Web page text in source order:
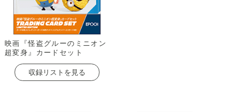
映画『怪盗グルーのミニオン
超変身』カードセット
収録リストを見る